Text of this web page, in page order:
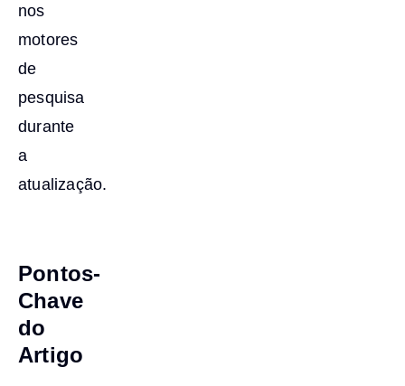
nos
motores
de
pesquisa
durante
a
atualização.
Pontos-
Chave
do
Artigo